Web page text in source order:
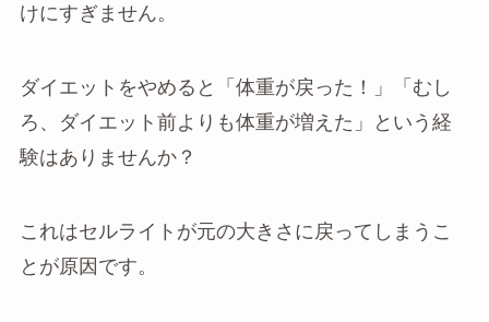
けにすぎません。
ダイエットをやめると「体重が戻った！」「むし
ろ、ダイエット前よりも体重が増えた」という経
験はありませんか？
これはセルライトが元の大きさに戻ってしまうこ
とが原因です。